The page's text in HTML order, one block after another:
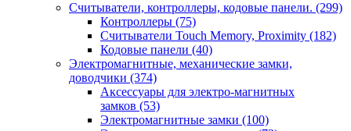
Считыватели, контроллеры, кодовые панели. (299)
Контроллеры (75)
Считыватели Touch Memory, Proximity (182)
Кодовые панели (40)
Электромагнитные, механические замки,
доводчики (374)
Аксессуары для электро-магнитных
замков (53)
Электромагнитные замки (100)